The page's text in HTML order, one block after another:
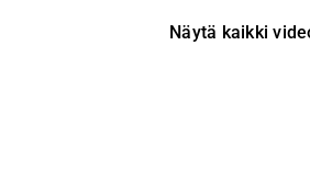
Näytä kaikki